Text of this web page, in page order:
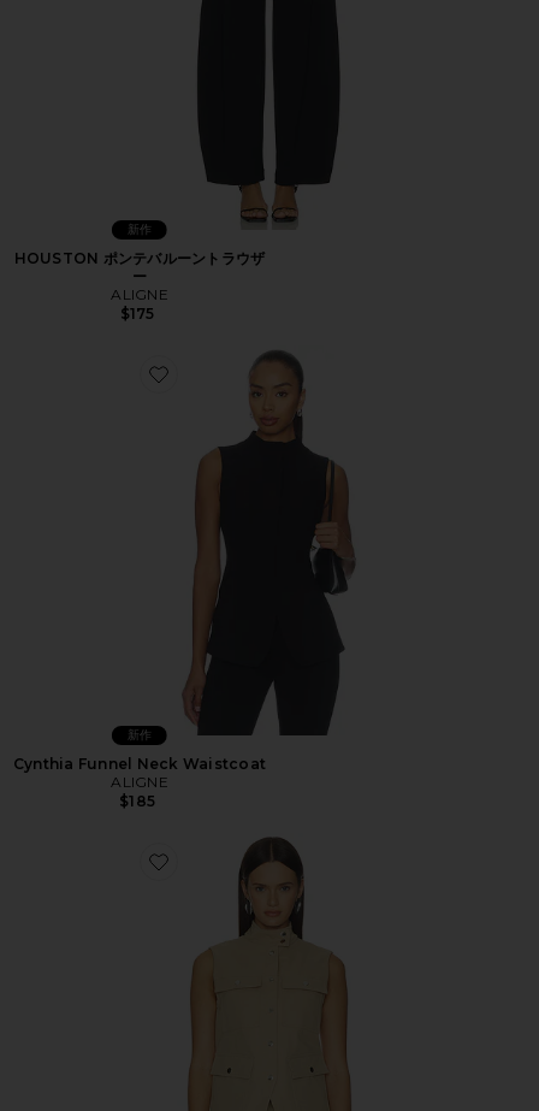
新作
HOUSTON ポンテバルーントラウザ
ー
ALIGNE
$175
Favorite Cynthia Funnel Neck Waistcoat
新作
Cynthia Funnel Neck Waistcoat
ALIGNE
$185
Favorite WINNIE ポケットジレ